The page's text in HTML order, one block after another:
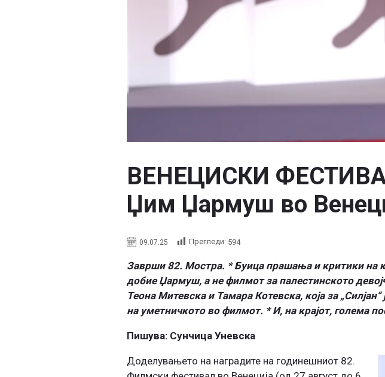
ВЕНЕЦИСКИ
Џим Џармуш во
09.07.25 Прегледи: 594
Заврши 82. Мостра. * Буица прашања и критики на
добие Џармуш, а не филмот за палестинското
Теона Митевска и Тамара Котевска, која за
на уметничкото во филмот. * И, на крајот, голема
Пишува: Сунчица Уневска
Доделувањето на наградите на годинешниот 82.